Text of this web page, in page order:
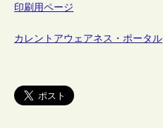
印刷用ページ
カレントアウェアネス・ポータル